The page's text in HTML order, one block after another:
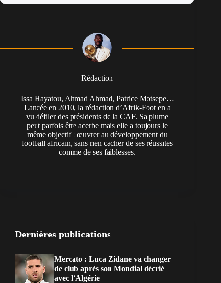
Rédaction
Issa Hayatou, Ahmad Ahmad, Patrice Motsepe…
Lancée en 2010, la rédaction d’Afrik-Foot en a
vu défiler des présidents de la CAF. Sa plume
peut parfois être acerbe mais elle a toujours le
même objectif : œuvrer au développement du
football africain, sans rien cacher de ses réussites
comme de ses faiblesses.
Dernières publications
Mercato : Luca Zidane va changer
de club après son Mondial décrié
avec l’Algérie